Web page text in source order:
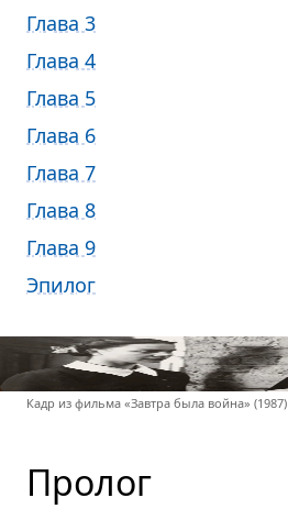
Глава 3
Глава 4
Глава 5
Глава 6
Глава 7
Глава 8
Глава 9
Эпилог
Кадр из фильма «Завтра была война» (1987)
Пролог